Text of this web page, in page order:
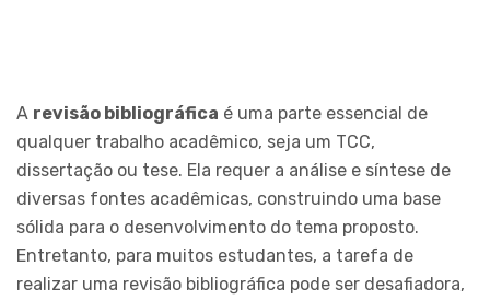
A revisão bibliográfica é uma parte essencial de
qualquer trabalho acadêmico, seja um TCC,
dissertação ou tese. Ela requer a análise e síntese de
diversas fontes acadêmicas, construindo uma base
sólida para o desenvolvimento do tema proposto.
Entretanto, para muitos estudantes, a tarefa de
realizar uma revisão bibliográfica pode ser desafiadora,